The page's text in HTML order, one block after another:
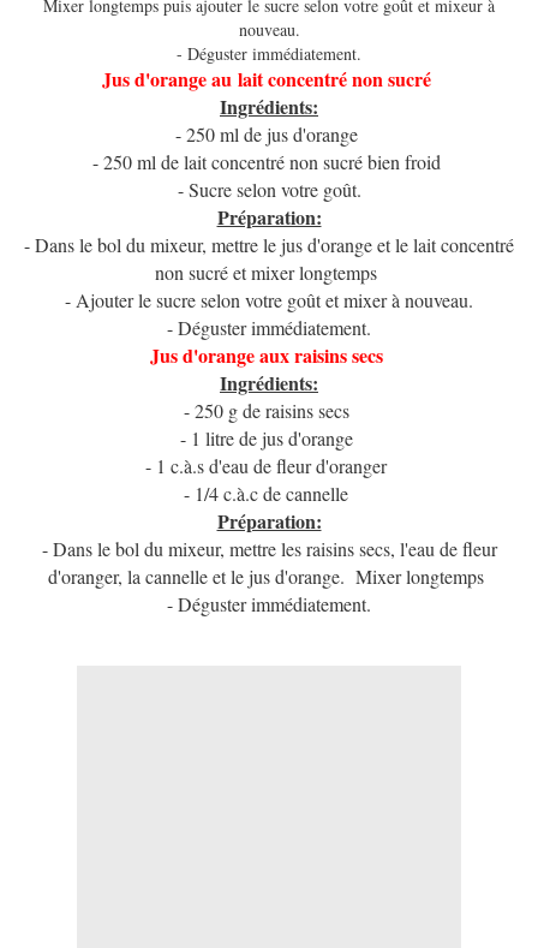
Mixer longtemps puis ajouter le sucre selon votre goût et mixeur à
nouveau.
- Déguster immédiatement.
Jus d'orange au lait concentré non sucré
Ingrédients:
- 250 ml de jus d'orange
- 250 ml de lait concentré non sucré bien froid
- Sucre selon votre goût.
Préparation:
- Dans le bol du mixeur, mettre le jus d'orange et le lait concentré
non sucré et mixer longtemps
- Ajouter le sucre selon votre goût et mixer à nouveau.
- Déguster immédiatement.
Jus d'orange aux raisins secs
Ingrédients:
- 250 g de raisins secs
- 1 litre de jus d'orange
- 1 c.à.s d'eau de fleur d'oranger
- 1/4 c.à.c de cannelle
Préparation:
- Dans le bol du mixeur, mettre les raisins secs, l'eau de fleur
d'oranger, la cannelle et le jus d'orange. Mixer longtemps
- Déguster immédiatement.